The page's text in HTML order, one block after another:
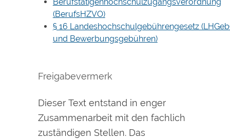
(BerufsHZVO)
§ 16 Landeshochschulgebührengesetz
und Bewerbungsgebühren)
Freigabevermerk
Dieser Text entstand in enger
Zusammenarbeit mit den fachlich
zuständigen Stellen. Das